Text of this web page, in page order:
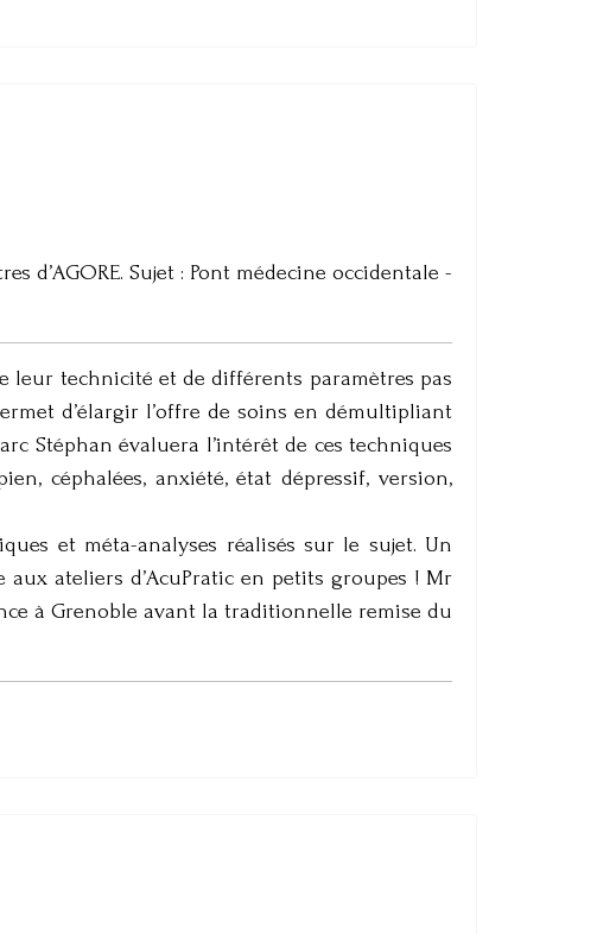
d’AGORE. Sujet : Pont médecine occidentale -
leur technicité et de différents paramètres pas
d’élargir l’offre de soins en démultipliant
Stéphan évaluera l’intérêt de ces techniques
céphalées, anxiété, état dépressif, version,
et méta-analyses réalisés sur le sujet. Un
ateliers d’AcuPratic en petits groupes ! Mr
à Grenoble avant la traditionnelle remise du